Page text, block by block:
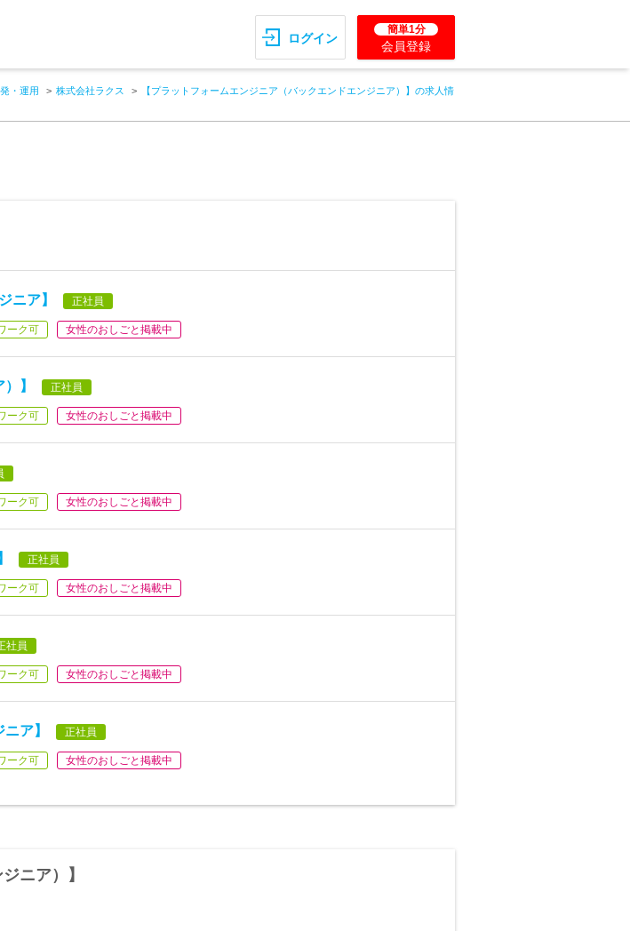
ログイン
簡単1分
会員登録
・運用 株式会社ラクス
【プラットフォームエンジニア（バックエンドエンジニア）】の求人情
ニア】 正社員
ーク可 女性のおしごと掲載中
】 正社員
ーク可 女性のおしごと掲載中
ーク可 女性のおしごと掲載中
正社員
ーク可 女性のおしごと掲載中
社員
ーク可 女性のおしごと掲載中
ア】 正社員
ーク可 女性のおしごと掲載中
ニア）】